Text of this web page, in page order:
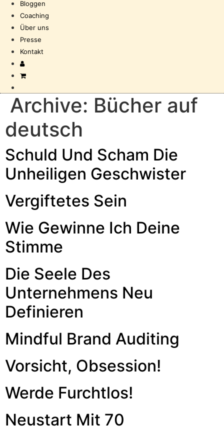
Bloggen
Coaching
Über uns
Presse
Kontakt
Archive: Bücher auf
deutsch
Schuld Und Scham Die
Unheiligen Geschwister
Vergiftetes Sein
Wie Gewinne Ich Deine
Stimme
Die Seele Des
Unternehmens Neu
Definieren
Mindful Brand Auditing
Vorsicht, Obsession!
Werde Furchtlos!
Neustart Mit 70